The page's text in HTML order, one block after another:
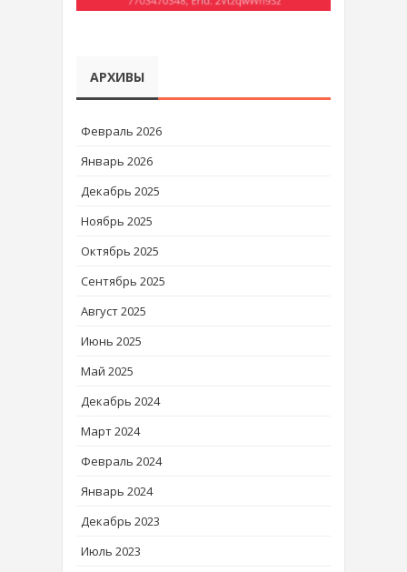
АРХИВЫ
Февраль 2026
Январь 2026
Декабрь 2025
Ноябрь 2025
Октябрь 2025
Сентябрь 2025
Август 2025
Июнь 2025
Май 2025
Декабрь 2024
Март 2024
Февраль 2024
Январь 2024
Декабрь 2023
Июль 2023